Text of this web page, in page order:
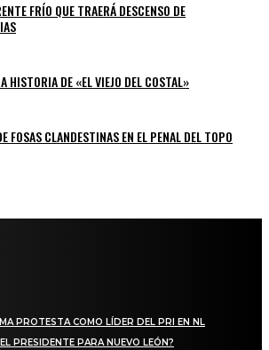
FRÍO QUE TRAERÁ DESCENSO DE
HISTORIA DE «EL VIEJO DEL COSTAL»
FOSAS CLANDESTINAS EN EL PENAL DEL TOPO
PROTESTA COMO LÍDER DEL PRI EN NL
PRESIDENTE PARA NUEVO LEÓN?